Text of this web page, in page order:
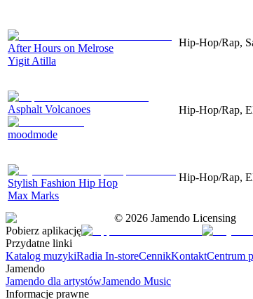
After Hours on Melrose
Yigit Atilla
Hip-Hop/Rap,
Asphalt Volcanoes
moodmode
Hip-Hop/Rap,
Stylish Fashion Hip Hop
Max Marks
Hip-Hop/Rap,
© 2026 Jamendo Licensing
Pobierz aplikację
Przydatne linki
Katalog muzykiRadia In-storeCennikKontaktCentrum
Jamendo
Jamendo dla artystówJamendo Music
Informacje prawne